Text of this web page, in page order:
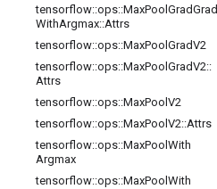
tensorflow::ops::MaxPool GradGrad
WithArgmax::Attrs
tensorflow::ops::MaxPool GradV2
tensorflow::ops::MaxPool GradV2::
Attrs
tensorflow::ops::MaxPool V2
tensorflow::ops::MaxPool V2::Attrs
tensorflow::ops::MaxPool With
Argmax
tensorflow::ops::MaxPool With